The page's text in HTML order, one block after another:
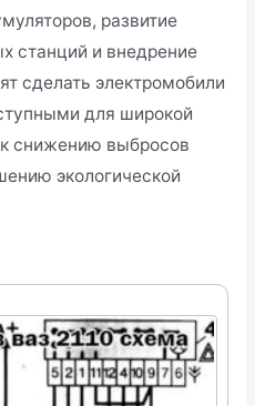
развитие
станций и внедрение
сделать электромобили
для широкой
снижению выбросов
экологической